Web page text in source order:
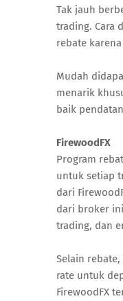
Tak jauh
trading. Cara
rebate
Mudah
menarik
baik
FirewoodFX
Program
untuk setiap
dari
dari broker
trading, dan
Selain
rate untuk
FirewoodFX